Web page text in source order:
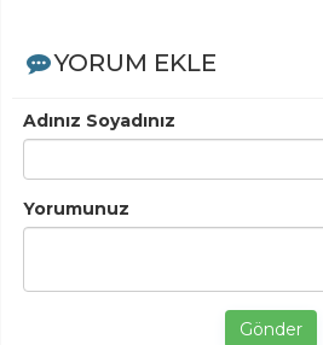
YORUM EKLE
Adınız Soyadınız
Yorumunuz
Gönder